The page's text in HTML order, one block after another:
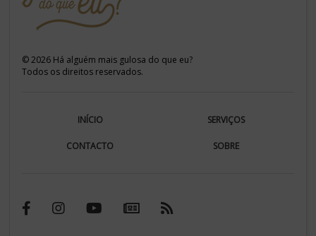
©2026 Há alguém mais gulosa do que eu?
Todos os direitos reservados.
INÍCIO SERVIÇOS
CONTACTO SOBRE